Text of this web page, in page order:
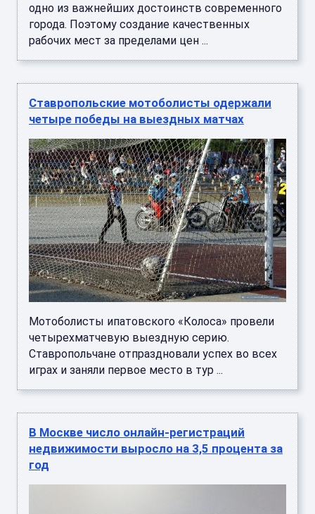
одно из важнейших достоинств современного
города. Поэтому создание качественных
рабочих мест за пределами цен ...
Ставропольские мотоболисты одержали
четыре победы на выездных матчах
Мотоболисты ипатовского «Колоса» провели
четырехматчевую выездную серию.
Ставропольчане отпраздновали успех во всех
играх и заняли первое место в тур ...
В Москве число онлайн-регистраций
недвижимости выросло на 3,5 процента за
год